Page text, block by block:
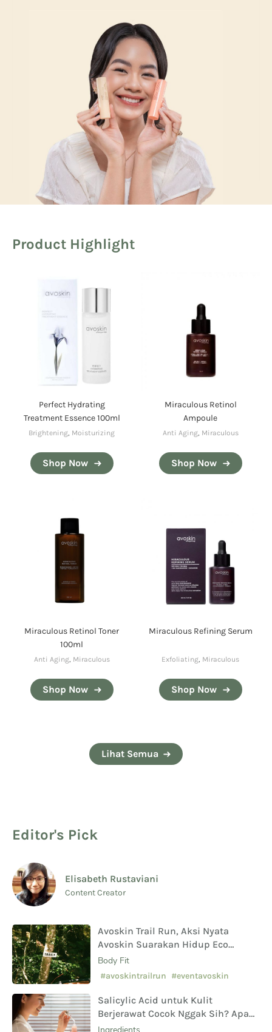
Product Highlight
Perfect Hydrating
Treatment Essence 100ml
Brightening, Moisturizing
Shop Now
Miraculous Retinol
Ampoule
Anti Aging, Miraculous
Shop Now
Miraculous Retinol Toner
100ml
Anti Aging, Miraculous
Shop Now
Miraculous Refining Serum
Exfoliating, Miraculous
Shop Now
Lihat Semua
Editor's Pick
Elisabeth Rustaviani
Content Creator
Avoskin Trail Run, Aksi Nyata
Avoskin Suarakan Hidup Eco
Conscious
Body Fit
#avoskintrailrun #eventavoskin
Salicylic Acid untuk Kulit
Berjerawat Cocok Nggak Sih? Apa
Saja Manfaat Hingga Efek